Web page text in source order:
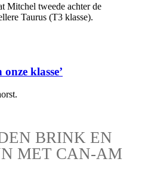
Mitchel tweede achter de
Taurus (T3 klasse).
klasse’
BRINK EN
MET CAN-AM